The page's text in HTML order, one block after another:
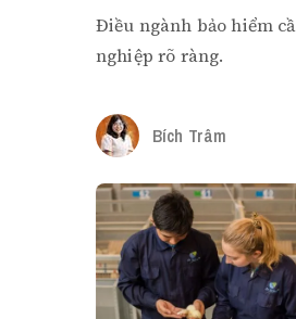
Điều ngành bảo hiểm
nghiệp rõ ràng.
Bích Trâm